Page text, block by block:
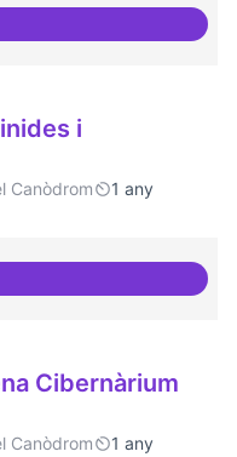
HIstòrica
i
Canòdrom
1 any
de formació definides i
Cibernàrium
Canòdrom
1 any